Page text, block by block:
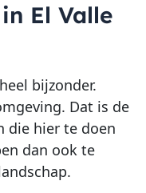
El Valle
bijzonder.
Dat is de
die hier te doen
dan ook te